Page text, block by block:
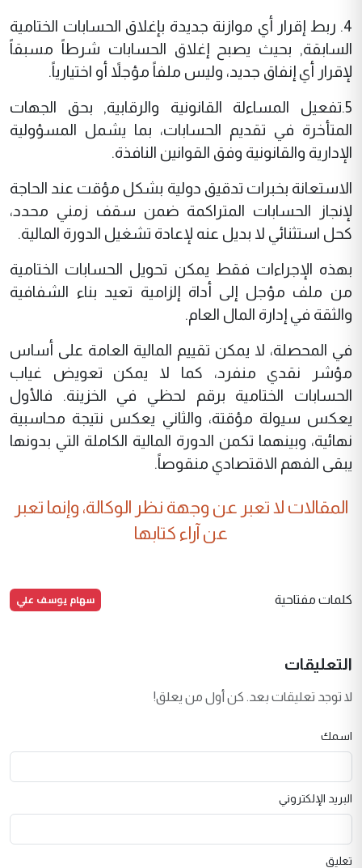
4. ربط إقرار أي موازنة جديدة بإغلاق الحسابات الختامية
السابقة, بحيث يصبح إغلاق الحسابات شرطاً مسبقاً
لإقرار أي إنفاق جديد، وليس ملفاً مؤجلاً أو اختيارياً.
5.تفعيل المساءلة القانونية والرقابية, بحق الجهات
المتأخرة في تقديم الحسابات، بما يشمل المسؤولية
الإدارية والقانونية وفق القوانين النافذة.
الاستعانة بخبرات تدقيق دولية بشكل مؤقت عند الحاجة
لإنجاز الحسابات المتراكمة ضمن سقف زمني محدد،
كحل استثنائي لا بديل عنه لإعادة تشغيل الدورة المالية.
بهذه الإجراءات فقط يمكن تحويل الحسابات الختامية
من ملف مؤجل إلى أداة إلزامية تعيد بناء الشفافية
والثقة في إدارة المال العام.
في المحصلة، لا يمكن تقييم المالية العامة على أساس
مؤشر نقدي منفرد، كما لا يمكن تعويض غياب
الحسابات الختامية برقم لحظي في الخزينة. فالأول
يعكس سيولة مؤقتة، والثاني يعكس نتيجة محاسبية
نهائية، وبينهما تكمن الدورة المالية الكاملة التي بدونها
يبقى الفهم الاقتصادي منقوصاً.
المقالات لا تعبر عن وجهة نظر الوكالة، وإنما تعبر
عن آراء كتابها
كلمات مفتاحية سهام يوسف علي
التعليقات
لا توجد تعليقات بعد. كن أول من يعلق!
اسمك
البريد الإلكتروني
تعليق